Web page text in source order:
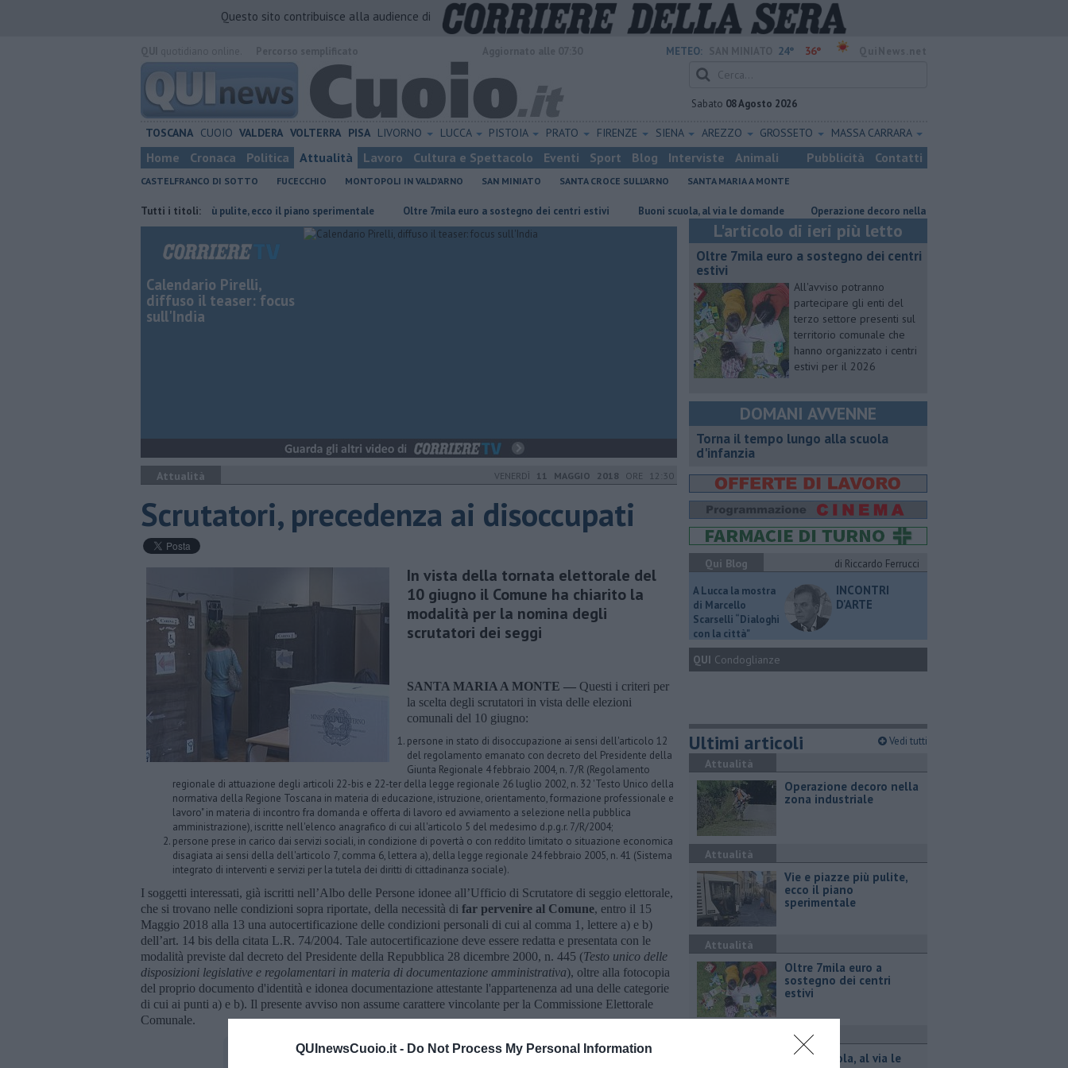
QUInewsCuoio.it - Do Not Process My Personal Information
Questo sito contribuisce alla audience di
METEO: 24° 36°
Sabato 08 Agosto 2026
TOSCANA CUOIO VALDERA VOLTERRA PISA LIVORNO LUCCA PISTOIA PRATO FIRENZE SIENA AREZZO GROSSETO MASSA CARRARA
Home Cronaca Politica Attualità Lavoro Cultura e Spettacolo Eventi Sport Blog Interviste Animali Pubblicità Contatti
CASTELFRANCO DI SOTTO FUCECCHIO MONTOPOLI IN VALD'ARNO SAN MINIATO SANTA CROCE SULL'ARNO SANTA MARIA A MONTE
Tutti i titoli:
Vie e piazze più pulite, ecco il piano sperimentale Oltre 7mila euro a sostegno dei centri estivi Buoni scuola, al via le domande Operazione decoro nella zona industriale
Calendario Pirelli,
diffuso il teaser: focus
sull'India
Attualità VENERDÌ 11 MAGGIO 2018 ORE 12:30
Scrutatori, precedenza ai disoccupati
In vista della tornata elettorale del
10 giugno il Comune ha chiarito la
modalità per la nomina degli
scrutatori dei seggi
SANTA MARIA A MONTE — Questi i criteri per
la scelta degli scrutatori in vista delle elezioni
comunali del 10 giugno:
persone in stato di disoccupazione ai sensi dell'articolo 12
del regolamento emanato con decreto del Presidente della
Giunta Regionale 4 febbraio 2004, n. 7/R (Regolamento
regionale di attuazione degli articoli 22-bis e 22-ter della legge regionale 26 luglio 2002, n. 32 'Testo Unico della
normativa della Regione Toscana in materia di educazione, istruzione, orientamento, formazione professionale e
lavoro" in materia di incontro fra domanda e offerta di lavoro ed avviamento a selezione nella pubblica
amministrazione), iscritte nell'elenco anagrafico di cui all'articolo 5 del medesimo d.p.g.r. 7/R/2004;
persone prese in carico dai servizi sociali, in condizione di povertà o con reddito limitato o situazione economica
disagiata ai sensi della dell'articolo 7, comma 6, lettera a), della legge regionale 24 febbraio 2005, n. 41 (Sistema
integrato di interventi e servizi per la tutela dei diritti di cittadinanza sociale).
I soggetti interessati, già iscritti nell’Albo delle Persone idonee all’Ufficio di Scrutatore di seggio elettorale,
che si trovano nelle condizioni sopra riportate, della necessità di far pervenire al Comune, entro il 15
Maggio 2018 alla 13 una autocertificazione delle condizioni personali di cui al comma 1, lettere a) e b)
dell’art. 14 bis della citata L.R. 74/2004. Tale autocertificazione deve essere redatta e presentata con le
modalità previste dal decreto del Presidente della Repubblica 28 dicembre 2000, n. 445 (Testo unico delle
disposizioni legislative e regolamentari in materia di documentazione amministrativa), oltre alla fotocopia
del proprio documento d'identità e idonea documentazione attestante l'appartenenza ad una delle categorie
di cui ai punti a) e b). Il presente avviso non assume carattere vincolante per la Commissione Elettorale
Comunale.
L'articolo di ieri più letto
Oltre 7mila euro a sostegno dei centri
estivi
All'avviso potranno
partecipare gli enti del
terzo settore presenti sul
territorio comunale che
hanno organizzato i centri
estivi per il 2026
DOMANI AVVENNE
Torna il tempo lungo alla scuola
d'infanzia
Qui Blog
di Riccardo Ferrucci
A Lucca la mostra
di Marcello
Scarselli “Dialoghi
con la città"
INCONTRI
D'ARTE
QUI Condoglianze
Ultimi articoli Vedi tutti
Attualità
Operazione decoro nella
zona industriale
Attualità
Vie e piazze più pulite,
ecco il piano
sperimentale
Attualità
Oltre 7mila euro a
sostegno dei centri
estivi
Buoni scuola, al via le